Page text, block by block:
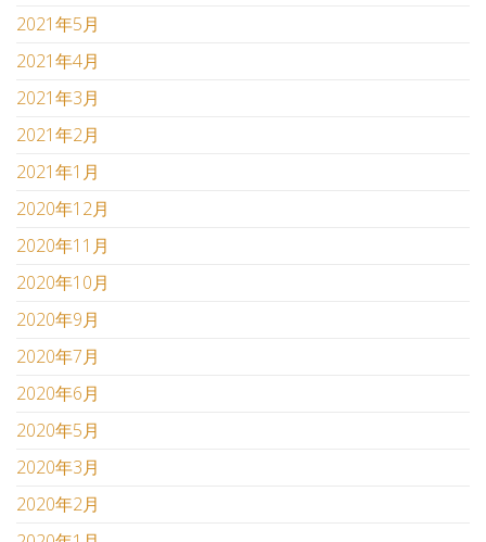
2021年5月
2021年4月
2021年3月
2021年2月
2021年1月
2020年12月
2020年11月
2020年10月
2020年9月
2020年7月
2020年6月
2020年5月
2020年3月
2020年2月